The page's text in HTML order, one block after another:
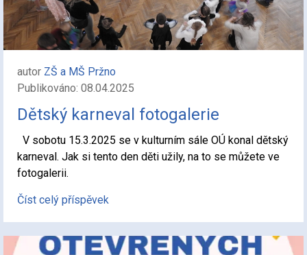
autor ZŠ a MŠ Pržno
Publikováno: 08.04.2025
Dětský karneval fotogalerie
V sobotu 15.3.2025 se v kulturním sále OÚ konal dětský
karneval. Jak si tento den děti užily, na to se můžete ve
fotogalerii.
Číst celý příspěvek